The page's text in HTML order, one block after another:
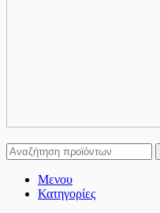
Μενου
Κατηγορίες